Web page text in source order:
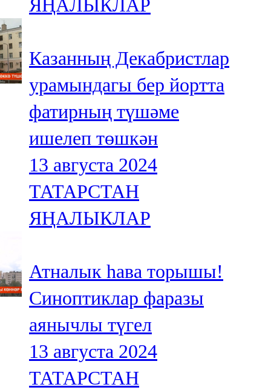
ЯҢАЛЫКЛАР
Казанның Декабристлар
урамындагы бер йортта
фатирның түшәме
ишелеп төшкән
13 августа 2024
ТАТАРСТАН
ЯҢАЛЫКЛАР
Атналык һава торышы!
Синоптиклар фаразы
аянычлы түгел
13 августа 2024
ТАТАРСТАН